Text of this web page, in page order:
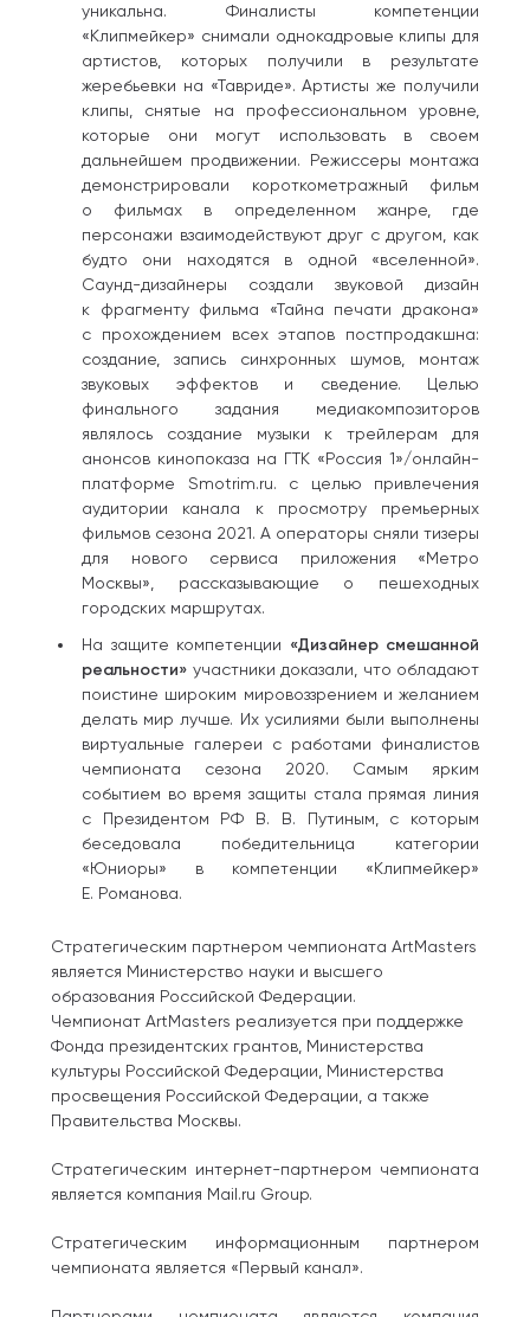
уникальна. Финалисты компетенции
«Клипмейкер» снимали однокадровые клипы для
артистов, которых получили в результате
жеребьевки на «Тавриде». Артисты же получили
клипы, снятые на профессиональном уровне,
которые они могут использовать в своем
дальнейшем продвижении. Режиссеры монтажа
демонстрировали короткометражный фильм
о фильмах в определенном жанре, где
персонажи взаимодействуют друг с другом, как
будто они находятся в одной «вселенной».
Саунд-дизайнеры создали звуковой дизайн
к фрагменту фильма «Тайна печати дракона»
с прохождением всех этапов постпродакшна:
создание, запись синхронных шумов, монтаж
звуковых эффектов и сведение. Целью
финального задания медиакомпозиторов
являлось создание музыки к трейлерам для
анонсов кинопоказа на ГТК «Россия 1»/онлайн-
платформе Smotrim.ru. с целью привлечения
аудитории канала к просмотру премьерных
фильмов сезона 2021. А операторы сняли тизеры
для нового сервиса приложения «Метро
Москвы», рассказывающие о пешеходных
городских маршрутах.
На защите компетенции «Дизайнер смешанной
реальности» участники доказали, что обладают
поистине широким мировоззрением и желанием
делать мир лучше. Их усилиями были выполнены
виртуальные галереи с работами финалистов
чемпионата сезона 2020. Самым ярким
событием во время защиты стала прямая линия
с Президентом РФ В. В. Путиным, с которым
беседовала победительница категории
«Юниоры» в компетенции «Клипмейкер»
Е. Романова.
Стратегическим партнером чемпионата ArtMasters
является Министерство науки и высшего
образования Российской Федерации.
Чемпионат ArtMasters реализуется при поддержке
Фонда президентских грантов, Министерства
культуры Российской Федерации, Министерства
просвещения Российской Федерации, а также
Правительства Москвы.
Стратегическим интернет-партнером чемпионата
является компания Mail.ru Group.
Стратегическим информационным партнером
чемпионата является «Первый канал».